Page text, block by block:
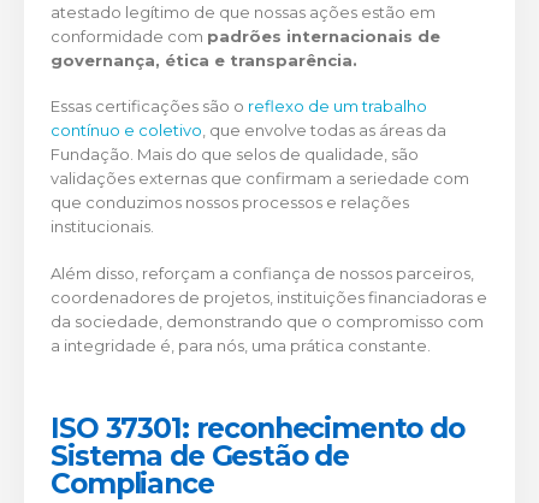
atestado legítimo de que nossas ações estão em
conformidade com padrões internacionais de
governança, ética e transparência.
Essas certificações são o reflexo de um trabalho
contínuo e coletivo, que envolve todas as áreas da
Fundação. Mais do que selos de qualidade, são
validações externas que confirmam a seriedade com
que conduzimos nossos processos e relações
institucionais.
Além disso, reforçam a confiança de nossos parceiros,
coordenadores de projetos, instituições financiadoras e
da sociedade, demonstrando que o compromisso com
a integridade é, para nós, uma prática constante.
ISO 37301: reconhecimento do
Sistema de Gestão de
Compliance